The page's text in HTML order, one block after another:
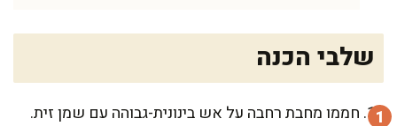
שלבי הכנה
חממו מחבת רחבה על אש בינונית-גבוהה עם שמן זית.